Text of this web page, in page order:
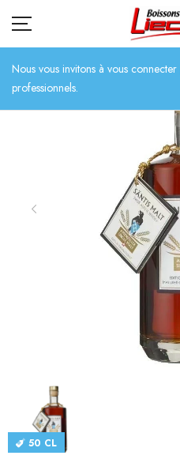
TOUT L’ASSORTIMENT
BIÈRES
BOISSONS SANS ALCOOL
CATALOGUES
CONTACT
Nous vous invitons à vous
professionnels.
50 CL